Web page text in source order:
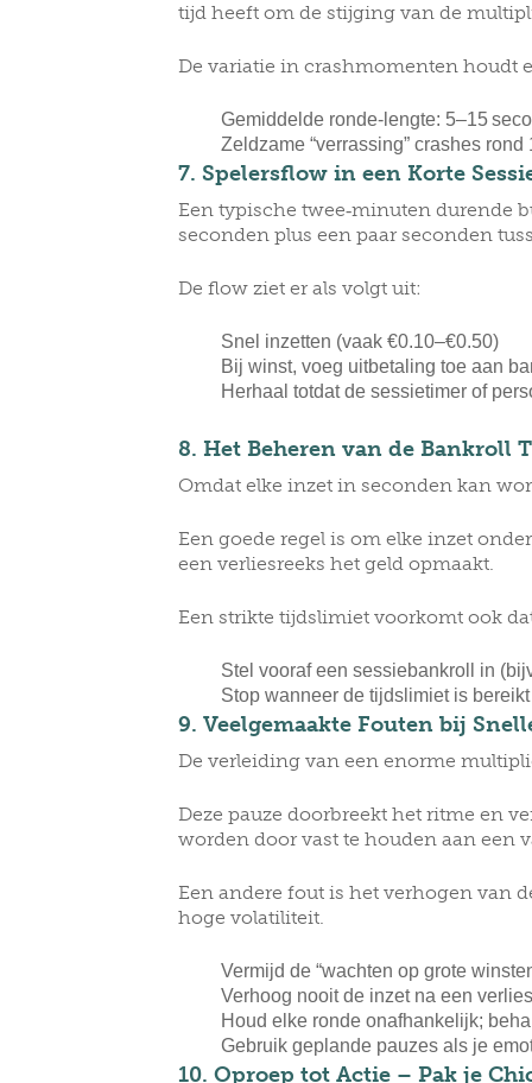
tijd heeft om de stijging van de
De variatie in crashmomenten houdt
Gemiddelde ronde‑lengte: 5–15
Zeldzame “verrassing” crashes
7. Spelersflow in een Korte
Een typische twee‑minuten durende
seconden plus een paar seconden
De flow ziet er als volgt uit:
Snel inzetten (vaak €0.10–€0.50)
Bij winst, voeg uitbetaling toe aan
Herhaal totdat de sessietimer of
8. Het Beheren van de Bankroll
Omdat elke inzet in seconden kan
Een goede regel is om elke inzet
een verliesreeks het geld opmaakt.
Een strikte tijdslimiet voorkomt ook
Stel vooraf een sessiebankroll in
Stop wanneer de tijdslimiet is
9. Veelgemaakte Fouten bij
De verleiding van een enorme
Deze pauze doorbreekt het ritme en
worden door vast te houden aan een
Een andere fout is het verhogen van
hoge volatiliteit.
Vermijd de “wachten op grote
Verhoog nooit de inzet na een
Houd elke ronde onafhankelijk;
Gebruik geplande pauzes als je
10. Oproep tot Actie – Pak je